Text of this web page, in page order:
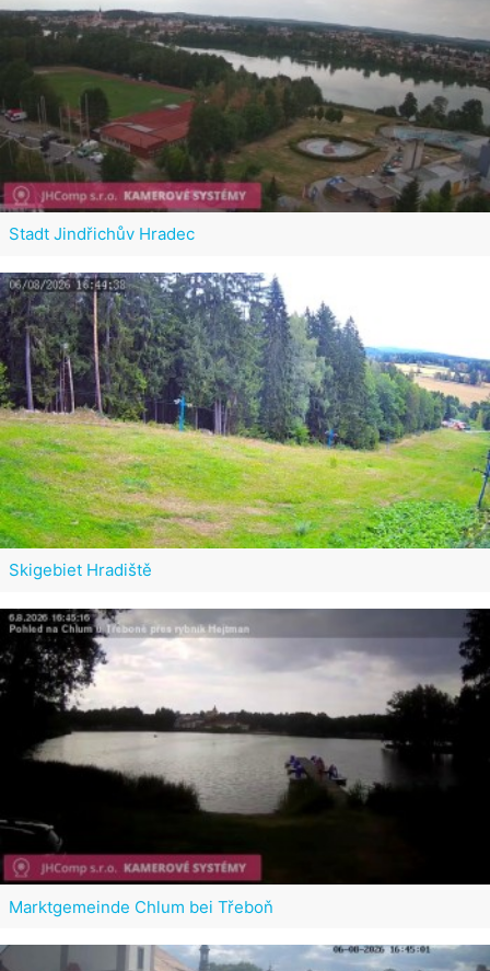
Stadt Jindřichův Hradec
Skigebiet Hradiště
Marktgemeinde Chlum bei Třeboň